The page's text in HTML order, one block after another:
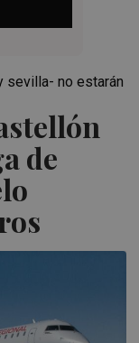
de
sevilla- no estarán